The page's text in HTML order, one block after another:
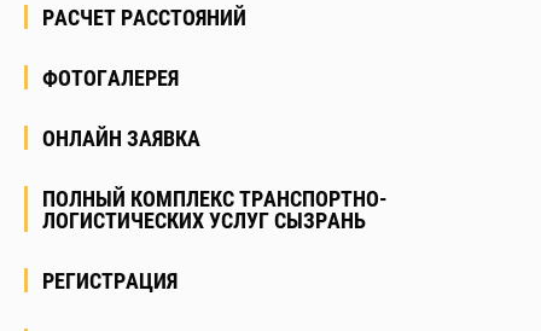
РАСЧЕТ РАССТОЯНИЙ
ФОТОГАЛЕРЕЯ
ОНЛАЙН ЗАЯВКА
ПОЛНЫЙ КОМПЛЕКС ТРАНСПОРТНО-
ЛОГИСТИЧЕСКИХ УСЛУГ СЫЗРАНЬ
РЕГИСТРАЦИЯ